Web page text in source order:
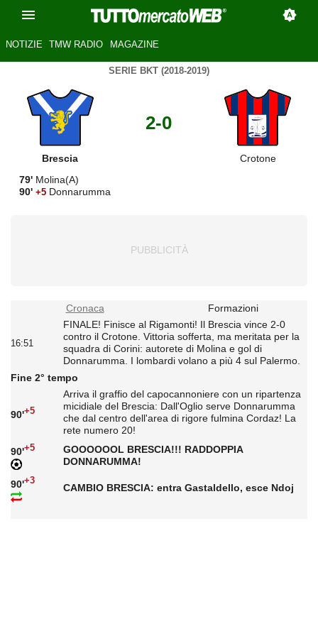
NOTIZIE TMW RADIO MAGAZINE
SERIE BKT (2018-2019)
Brescia
2-0
Crotone
79' Molina(A)
90' +5 Donnarumma
Cronaca Formazioni
16:51
FINALE! Finisce al Rigamonti! Il Brescia vince 2-0
contro il Crotone. Vittoria sofferta, ma meritata per la
squadra di Corini: autorete di Molina e gol di
Donnarumma. I lombardi volano a più 4 sul Palermo.
Fine 2° tempo
90'+5
Arriva il graffio del capocannoniere con un ripartenza
micidiale del Brescia: Dall'Oglio serve Donnarumma
che dal centro dell'area di rigore fulmina Cordaz! La
rete numero 20!
90'+5
GOOOOOOL BRESCIA!!! RADDOPPIA
DONNARUMMA!
90'+3
CAMBIO BRESCIA: entra Gastaldello, esce Ndoj